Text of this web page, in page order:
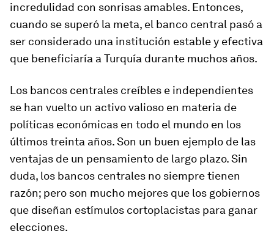
incredulidad con sonrisas amables. Entonces,
cuando se superó la meta, el banco central pasó a
ser considerado una institución estable y efectiva
que beneficiaría a Turquía durante muchos años.
Los bancos centrales creíbles e independientes
se han vuelto un activo valioso en materia de
políticas económicas en todo el mundo en los
últimos treinta años. Son un buen ejemplo de las
ventajas de un pensamiento de largo plazo. Sin
duda, los bancos centrales no siempre tienen
razón; pero son mucho mejores que los gobiernos
que diseñan estímulos cortoplacistas para ganar
elecciones.